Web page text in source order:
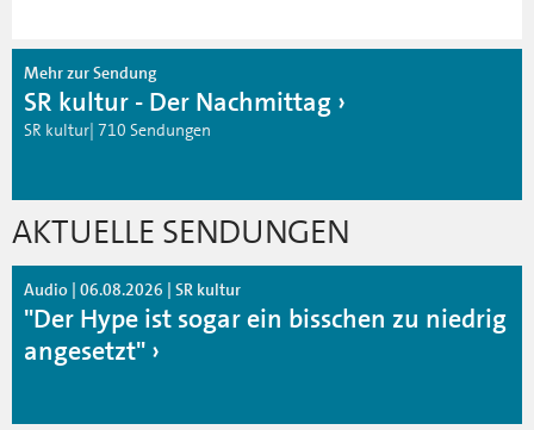
Mehr zur Sendung
SR kultur - Der Nachmittag
SR kultur| 710 Sendungen
AKTUELLE SENDUNGEN
Audio | 06.08.2026 | SR kultur
"Der Hype ist sogar ein bisschen zu niedrig
angesetzt"